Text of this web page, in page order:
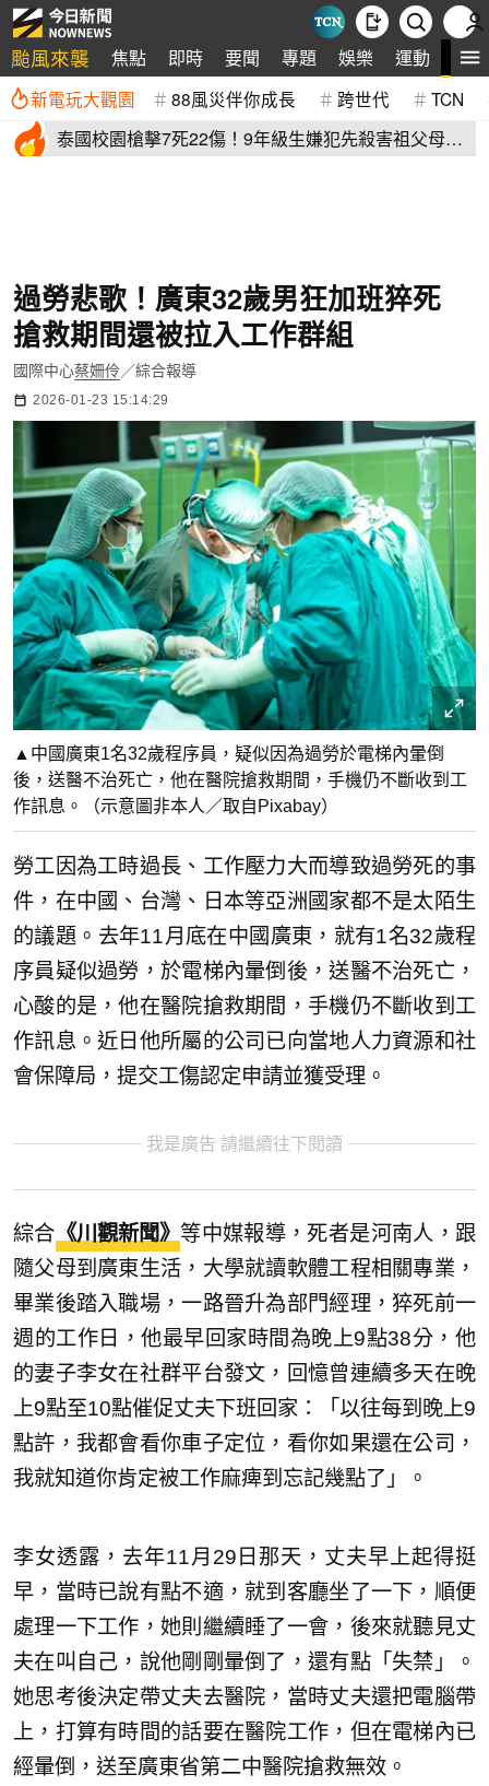
颱風來襲 焦點 即時 要聞 專題 娛樂 運動 全
新電玩大觀園 88風災伴你成長 跨世代 TCN
泰國校園槍擊7死22傷！9年級生嫌犯先殺害祖父母再
過勞悲歌！廣東32歲男狂加班猝死
搶救期間還被拉入工作群組
國際中心蔡姍伶／綜合報導
2026-01-23 15:14:29
▲中國廣東1名32歲程序員，疑似因為過勞於電梯內暈倒
後，送醫不治死亡，他在醫院搶救期間，手機仍不斷收到工
作訊息。（示意圖非本人／取自Pixabay）
勞工因為工時過長、工作壓力大而導致過勞死的事
件，在中國、台灣、日本等亞洲國家都不是太陌生
的議題。去年11月底在中國廣東，就有1名32歲程
序員疑似過勞，於電梯內暈倒後，送醫不治死亡，
心酸的是，他在醫院搶救期間，手機仍不斷收到工
作訊息。近日他所屬的公司已向當地人力資源和社
會保障局，提交工傷認定申請並獲受理。
我是廣告 請繼續往下閱讀
綜合 《川觀新聞》 等中媒報導，死者是河南人，跟
隨父母到廣東生活，大學就讀軟體工程相關專業，
畢業後踏入職場，一路晉升為部門經理，猝死前一
週的工作日，他最早回家時間為晚上9點38分，他
的妻子李女在社群平台發文，回憶曾連續多天在晚
上9點至10點催促丈夫下班回家：「以往每到晚上9
點許，我都會看你車子定位，看你如果還在公司，
我就知道你肯定被工作麻痺到忘記幾點了」。
李女透露，去年11月29日那天，丈夫早上起得挺
早，當時已說有點不適，就到客廳坐了一下，順便
處理一下工作，她則繼續睡了一會，後來就聽見丈
夫在叫自己，說他剛剛暈倒了，還有點「失禁」。
她思考後決定帶丈夫去醫院，當時丈夫還把電腦帶
上，打算有時間的話要在醫院工作，但在電梯內已
經暈倒，送至廣東省第二中醫院搶救無效。